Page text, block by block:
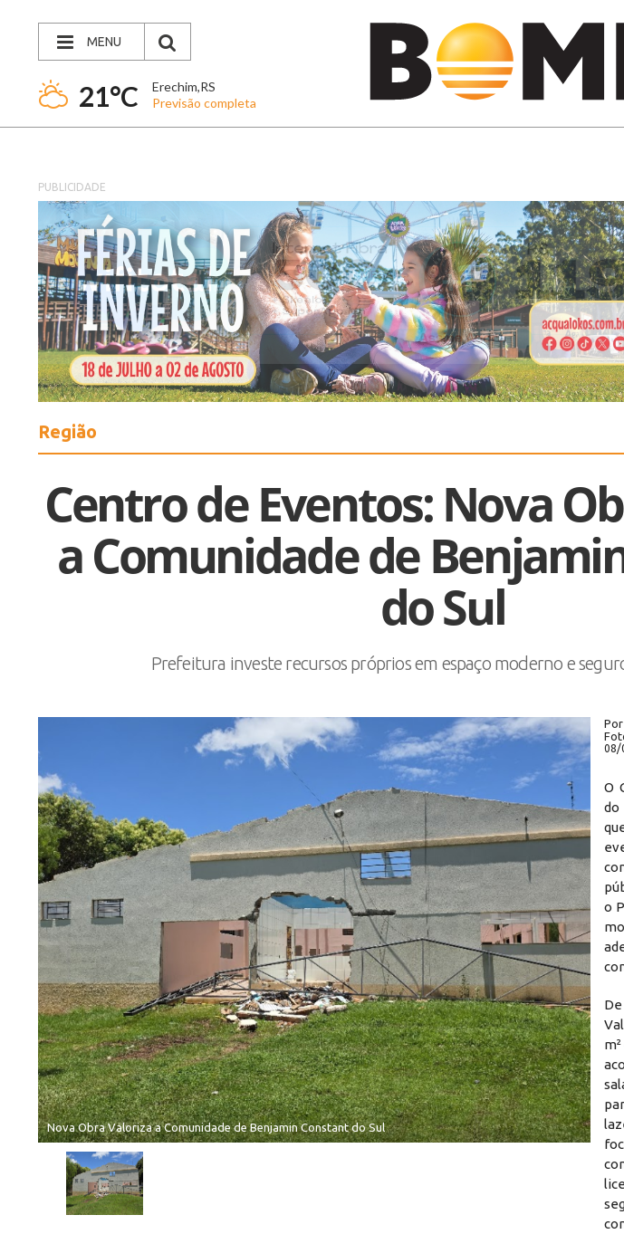
MENU
21°C
Erechim,RS
Previsão completa
PUBLICIDADE
Região
Centro de Eventos: Nova
a Comunidade de
do Sul
Prefeitura investe recursos próprios em espaço moderno e
Nova Obra Valoriza a Comunidade de Benjamin Constant do Sul
Por
08/
O
do
o